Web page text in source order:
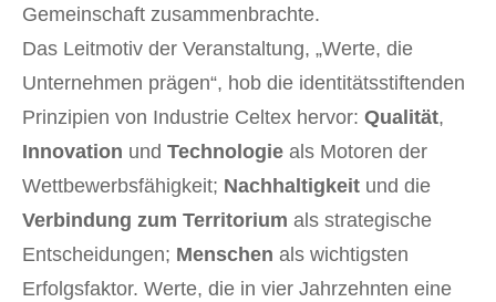
Gemeinschaft zusammenbrachte.
Das Leitmotiv der Veranstaltung, „Werte, die
Unternehmen prägen“, hob die identitätsstiftenden
Prinzipien von Industrie Celtex hervor: Qualität,
Innovation und Technologie als Motoren der
Wettbewerbsfähigkeit; Nachhaltigkeit und die
Verbindung zum Territorium als strategische
Entscheidungen; Menschen als wichtigsten
Erfolgsfaktor. Werte, die in vier Jahrzehnten eine